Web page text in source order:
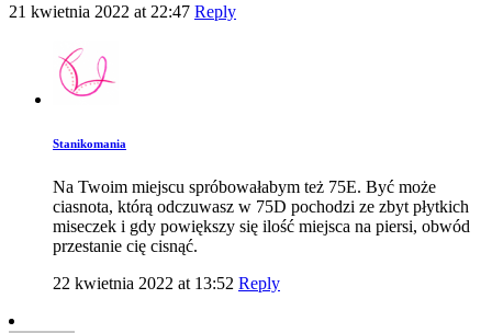
21 kwietnia 2022 at 22:47 Reply
Stanikomania
Na Twoim miejscu spróbowałabym też 75E. Być może
ciasnota, którą odczuwasz w 75D pochodzi ze zbyt płytkich
miseczek i gdy powiększy się ilość miejsca na piersi, obwód
przestanie cię cisnąć.
22 kwietnia 2022 at 13:52 Reply